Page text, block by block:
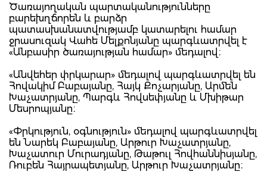
Ծառայողական պարտականությունները
բարեխղճորեն և բարձր
պատասխանատվությամբ կատարելու համար
ջրասուզակ Վահե Մելքոնյանը պարգևատրվել է
«Անբասիր ծառայության համար» մեդալով։
«Անվեհեր փրկարար» մեդալով պարգևատրվել են
Հովակիմ Բաբայանը, Հայկ Քոչարյանը, Արմեն
Խաչատրյանը, Պարգև Հովսեփյանը և Մխիթար
Մեսրոպյանը։
«Փրկություն, օգնություն» մեդալով պարգևատրվել
են Նարեկ Բաբայանը, Արթուր Խաչատրյանը,
Խաչատուր Մուրադյանը, Թաթուլ Հովհաննիսյանը,
Ռուբեն Հայրապետյանը, Արթուր Խաչատրյանը։